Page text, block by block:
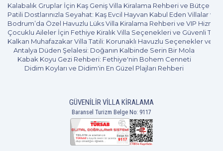
ve konforlu biçimde beldeye ulaşmak için
bütçeniz doğrultusunda taksiye binmeyi,
araç kiralamayı düşünebilirsiniz.
Kalabalık Gruplar İçin Kaş Geniş Villa Kiralama Rehberi ve Bütçe
Patili Dostlarınızla Seyahat: Kaş Evcil Hayvan Kabul Eden Villalar ve
Bodrum’da Özel Havuzlu Lüks Villa Kiralama Rehberi ve VIP
Çocuklu Aileler İçin Fethiye Kiralık Villa Seçenekleri ve Güvenli
Kalkan Muhafazakar Villa Tatili: Korunaklı Havuzlu Seçenekler ve
Antalya Düden Şelalesi: Doğanın Kalbinde Serin Bir Mola
Kabak Koyu Gezi Rehberi: Fethiye'nin Bohem Cenneti
Didim Koyları ve Didim'in En Güzel Plajları Rehberi
GÜVENILIR VILLA KIRALAMA
Baransel Turizm Belge No: 9117